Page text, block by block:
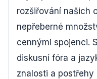
rozšiřování našich
nepřeberné
cennými spojenci.
diskusní fóra a
znalosti a